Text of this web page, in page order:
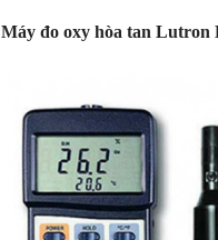
Máy đo oxy hòa tan Lutron